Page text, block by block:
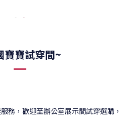
寶寶試穿間~
務，歡迎至辦公室展示間試穿選購，